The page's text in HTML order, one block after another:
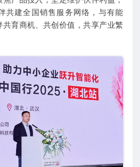
共建全国销售服务网络，与有能
共育商机、共创价值，共享产业繁